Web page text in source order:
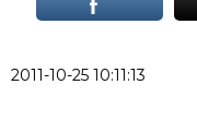
2011-10-25 10:11:13